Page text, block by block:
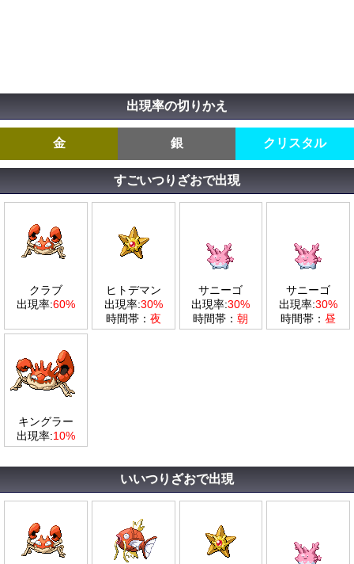
出現率の切りかえ
金 銀 クリスタル
すごいつりざおで出現
クラブ
出現率:60%
ヒトデマン
出現率:30%
時間帯： 夜
サニーゴ
出現率:30%
時間帯：朝
サニーゴ
出現率:30%
時間帯：昼
キングラー
出現率:10%
いいつりざおで出現